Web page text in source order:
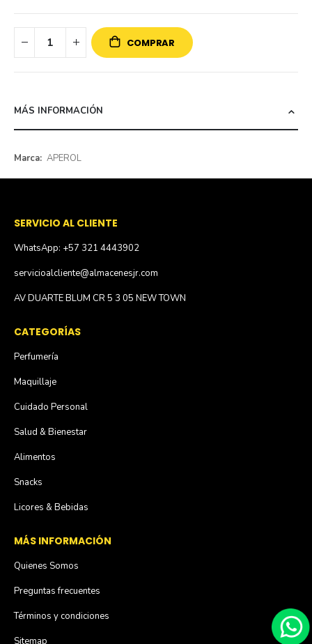
COMPRAR
MÁS INFORMACIÓN
Más
APEROL
SERVICIO AL CLIENTE
WhatsApp: +57 321 4443902
servicioalcliente@almacenesjr.com
AV DUARTE BLUM CR 5 3 05 NEW TOWN
CATEGORÍAS
Perfumería
Maquillaje
Cuidado Personal
Salud & Bienestar
Alimentos
Snacks
Licores & Bebidas
MÁS INFORMACIÓN
Quienes Somos
Preguntas frecuentes
Términos y condiciones
Sitemap